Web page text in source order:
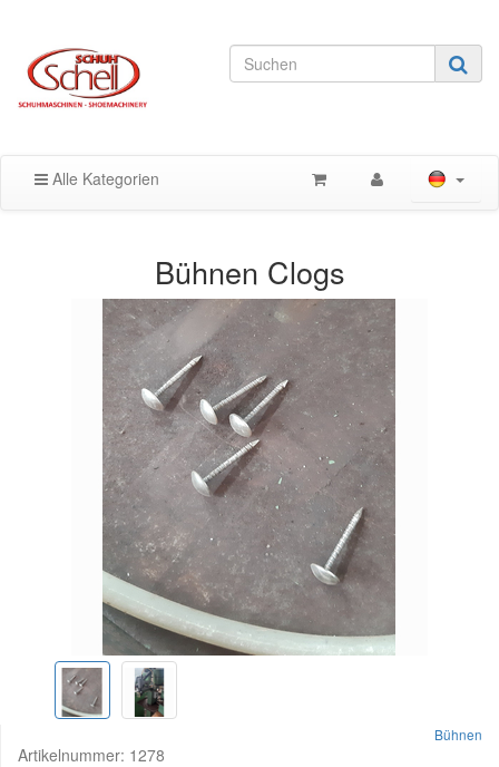
Alle Kategorien
Bühnen Clogs
Bühnen
Artikelnummer: 1278